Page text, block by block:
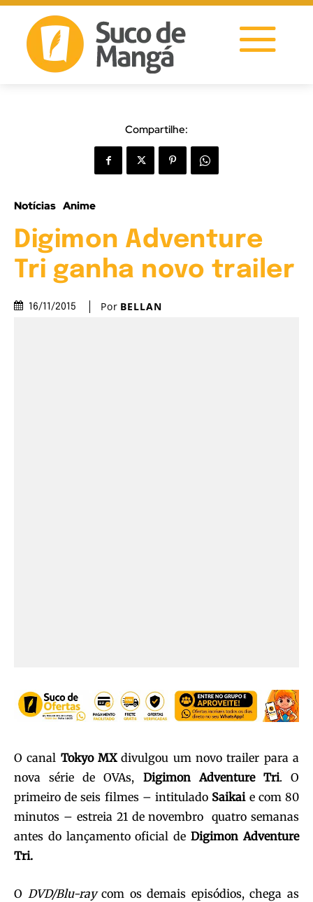
Compartilhe:
Notícias Anime
Digimon Adventure
Tri ganha novo trailer
16/11/2015 Por BELLAN
O canal Tokyo MXdivulgou um novo trailer para a
nova série de OVAs, Digimon Adventure Tri. O
primeiro de seis filmes – intitulado Saikaie com 80
minutos – estreia 21 de novembro quatro semanas
antes do lançamento oficial deDigimon Adventure
Tri.
O DVD/Blu-raycom os demais episódios, chega as